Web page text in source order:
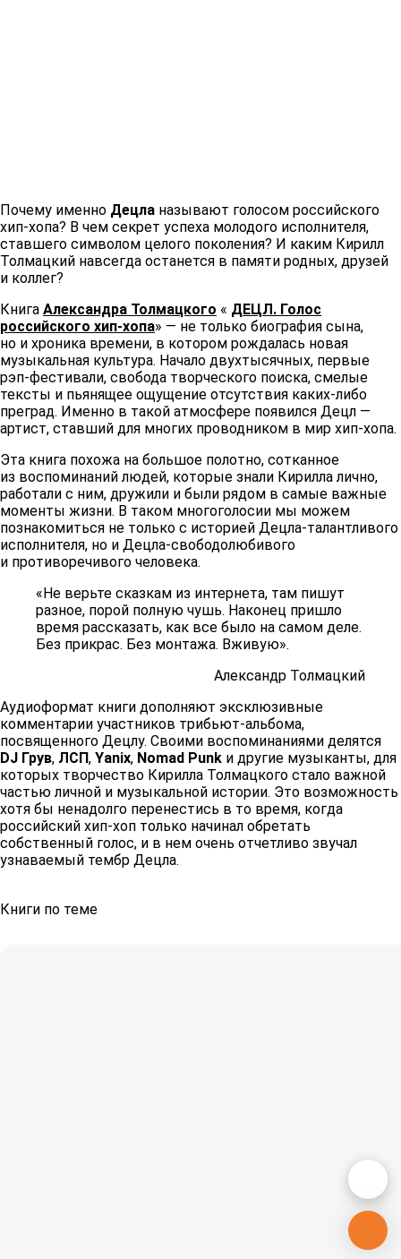
Почему именно Децла называют голосом российского
хип-хопа? В чем секрет успеха молодого исполнителя,
ставшего символом целого поколения? И каким Кирилл
Толмацкий навсегда останется в памяти родных, друзей
и коллег?
Книга Александра Толмацкого « ДЕЦЛ. Голос
российского хип-хопа» — не только биография сына,
но и хроника времени, в котором рождалась новая
музыкальная культура. Начало двухтысячных, первые
рэп-фестивали, свобода творческого поиска, смелые
тексты и пьянящее ощущение отсутствия каких-либо
преград. Именно в такой атмосфере появился Децл —
артист, ставший для многих проводником в мир хип-хопа.
Эта книга похожа на большое полотно, сотканное
из воспоминаний людей, которые знали Кирилла лично,
работали с ним, дружили и были рядом в самые важные
моменты жизни. В таком многоголосии мы можем
познакомиться не только с историей Децла-талантливого
исполнителя, но и Децла-свободолюбивого
и противоречивого человека.
«Не верьте сказкам из интернета, там пишут
разное, порой полную чушь. Наконец пришло
время рассказать, как все было на самом деле.
Без прикрас. Без монтажа. Вживую».
Александр Толмацкий
Аудиоформат книги дополняют эксклюзивные
комментарии участников трибьют-альбома,
посвященного Децлу. Своими воспоминаниями делятся
DJ Грув, ЛСП, Yanix, Nomad Punk и другие музыканты, для
которых творчество Кирилла Толмацкого стало важной
частью личной и музыкальной истории. Это возможность
хотя бы ненадолго перенестись в то время, когда
российский хип-хоп только начинал обретать
собственный голос, и в нем очень отчетливо звучал
узнаваемый тембр Децла.
Книги по теме